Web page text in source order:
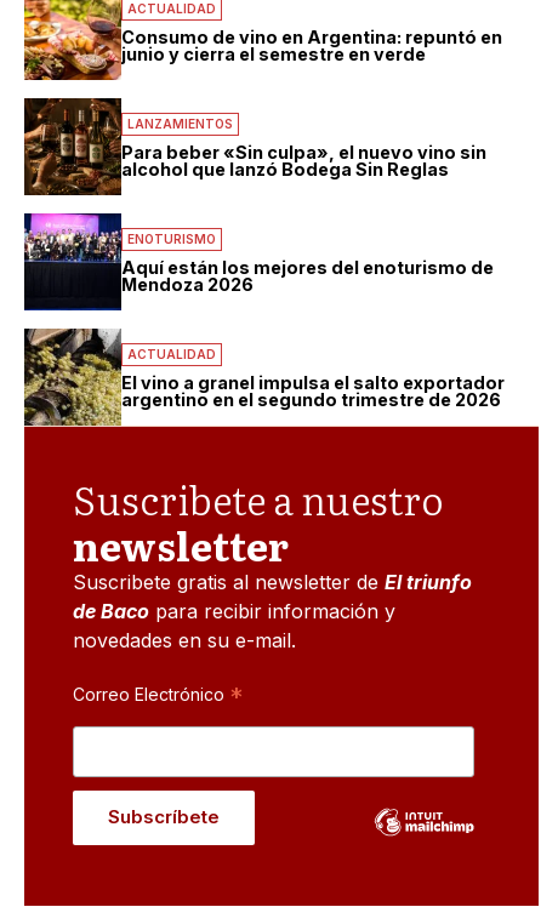
ACTUALIDAD
Consumo de vino en Argentina: repuntó en
junio y cierra el semestre en verde
LANZAMIENTOS
Para beber «Sin culpa», el nuevo vino sin
alcohol que lanzó Bodega Sin Reglas
ENOTURISMO
Aquí están los mejores del enoturismo de
Mendoza 2026
ACTUALIDAD
El vino a granel impulsa el salto exportador
argentino en el segundo trimestre de 2026
Suscribete a nuestro
newsletter
Suscribete gratis al newsletter deEl triunfo
de Baco para recibir información y
novedades en su e-mail.
Correo Electrónico *